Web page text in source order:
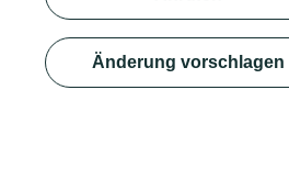
Änderung vorschlagen